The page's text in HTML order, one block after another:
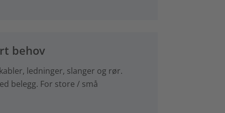
behov
ledninger, slanger og rør.
belegg. For store / små